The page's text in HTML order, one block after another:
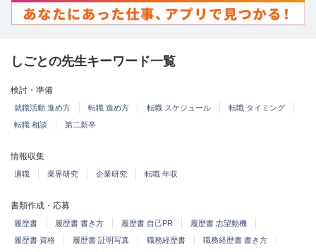
しごとの先生キーワード一覧
検討・準備
就職活動 進め方 転職 進め方 転職 スケジュール
転職 タイミング
転職 相談
第二新卒
情報収集
適職 業界研究 企業研究 転職 年収
書類作成・応募
履歴書 履歴書 書き方 履歴書 自己PR
履歴書 志望動機
履歴書 資格
履歴書 証明写真 職務経歴書
職務経歴書 書き方